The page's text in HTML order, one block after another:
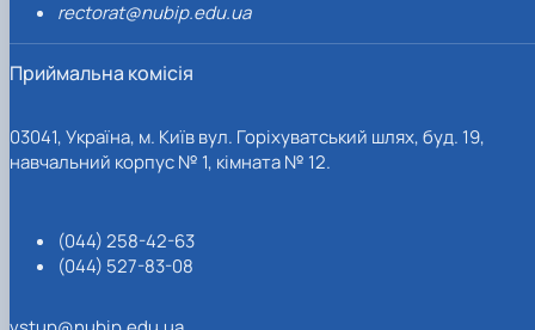
rectorat@nubip.edu.ua
Приймальна комісія
03041, Україна, м. Київ вул. Горіхуватський шлях, буд. 19,
навчальний корпус № 1, кімната № 12.
(044) 258-42-63
(044) 527-83-08